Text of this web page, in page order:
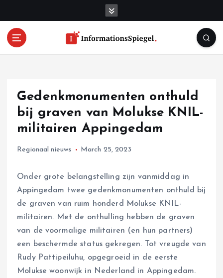
Gedenkmonumenten onthuld
bij graven van Molukse KNIL-
militairen Appingedam
Regionaal nieuws March 25, 2023
Onder grote belangstelling zijn vanmiddag in
Appingedam twee gedenkmonumenten onthuld bij
de graven van ruim honderd Molukse KNIL-
militairen. Met de onthulling hebben de graven
van de voormalige militairen (en hun partners)
een beschermde status gekregen. Tot vreugde van
Rudy Pattipeiluhu, opgegroeid in de eerste
Molukse woonwijk in Nederland in Appingedam.